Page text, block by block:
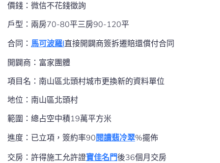
價錢：微信不花錢徵詢
戶型：兩房70-80平三房90-120平
合同： 馬可波羅I直接開闢商簽拆遷賠還償付合同
開闢商：富家團體
項目名：南山區北頭村城市更換新的資料單位
地位：南山區北頭村
範圍：總占空中積19萬平方米
進度：已立項，簽約率90 閱讀翡冷翠%擺佈
交房：許得施工允許證寶佳名門後36個月交房